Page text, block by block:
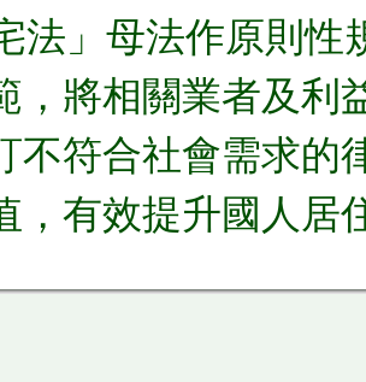
法」母法作原則
，將相關業者及利
不符合社會需求的
，有效提升國人居